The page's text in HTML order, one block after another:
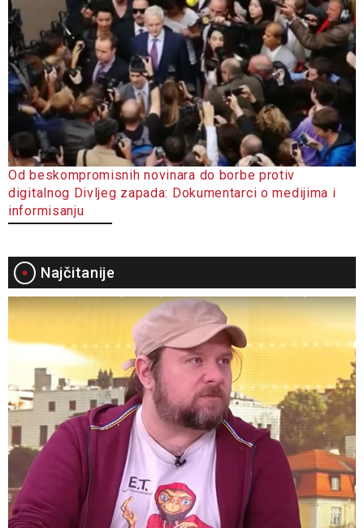
Od beskompromisnih novinara do borbe protiv
digitalnog Divljeg zapada: Dokumentarci o medijima i
informisanju
Najčitanije